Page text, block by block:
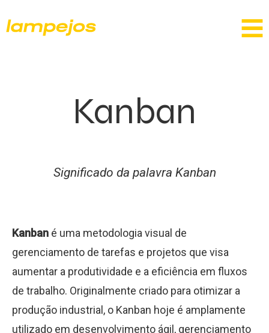
Kanban
Significado da palavra Kanban
Kanban é uma metodologia visual de
gerenciamento de tarefas e projetos que visa
aumentar a produtividade e a eficiência em fluxos
de trabalho. Originalmente criado para otimizar a
produção industrial, o Kanban hoje é amplamente
utilizado em desenvolvimento ágil, gerenciamento